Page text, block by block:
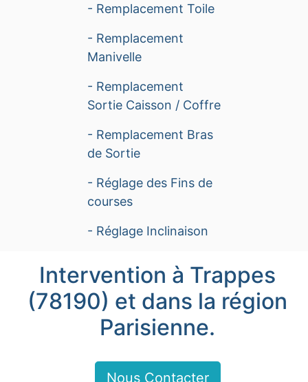
- Remplacement Toile
- Remplacement
Manivelle
- Remplacement
Sortie Caisson / Coffre
- Remplacement Bras
de Sortie
- Réglage des Fins de
courses
- Réglage Inclinaison
Intervention à Trappes
(78190) et dans la région
Parisienne.
Nous Contacter